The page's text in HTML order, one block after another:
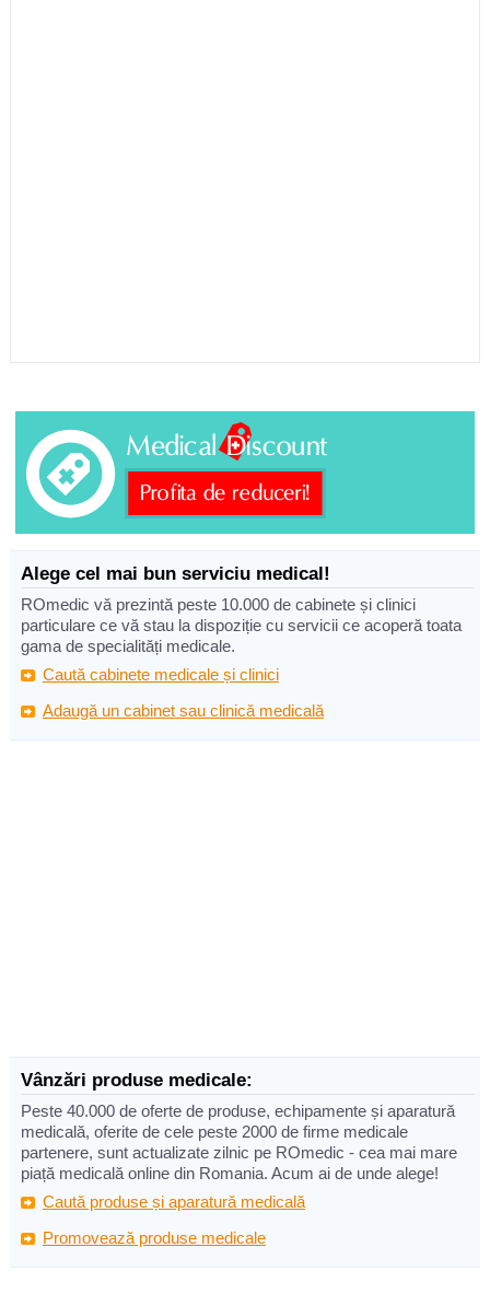
Alege cel mai bun serviciu medical!
ROmedic vă prezintă peste 10.000 de cabinete și clinici
particulare ce vă stau la dispoziție cu servicii ce acoperă toata
gama de specialități medicale.
Caută cabinete medicale și clinici
Adaugă un cabinet sau clinică medicală
Vânzări produse medicale:
Peste 40.000 de oferte de produse, echipamente și aparatură
medicală, oferite de cele peste 2000 de firme medicale
partenere, sunt actualizate zilnic pe ROmedic - cea mai mare
piață medicală online din Romania. Acum ai de unde alege!
Caută produse și aparatură medicală
Promovează produse medicale